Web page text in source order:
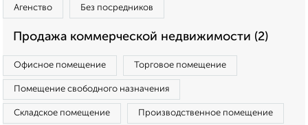
Агенство Без посредников
Продажа коммерческой недвижимости (2)
Офисное помещение Торговое помещение
Помещение свободного назначения
Складское помещение Производственное помещение